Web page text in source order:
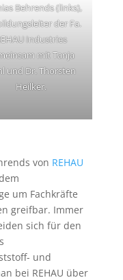
Behrends (links),
der Fa.
Industries
mit Tanja
und Dr. Thorsten
Heilker.
von REHAU
um Fachkräfte
greifbar. Immer
sich für den
und
bei REHAU über